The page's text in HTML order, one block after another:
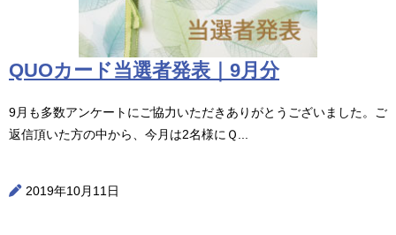
QUOカード当選者発表｜9月分
9月も多数アンケートにご協力いただきありがとうございました。ご
返信頂いた方の中から、今月は2名様にＱ...
2019年10月11日